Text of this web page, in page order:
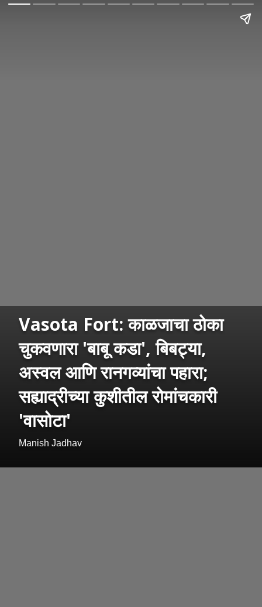
Vasota Fort: काळजाचा ठोका
चुकवणारा 'बाबू कडा', बिबट्या,
अस्वल आणि रानगव्यांचा पहारा;
सह्याद्रीच्या कुशीतील रोमांचकारी
'वासोटा'
Manish Jadhav